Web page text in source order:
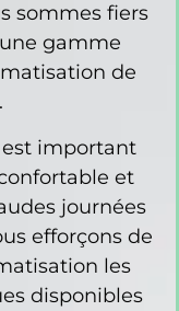
sommes fiers
gamme
de
est important
et
journées
efforçons de
les
disponibles